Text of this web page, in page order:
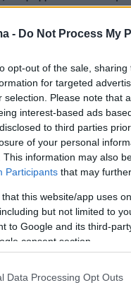
- Do Not Process My
opt-out of the sale,
for targeted
selection. Please note that
interest-based ads
to third parties
of your personal
This information may also
Participants that may
that this website/app uses
but not limited to
to Google and its third-
consent section.
Data Processing Opt Outs
σε βάσεις σε
ακόμη και
το Ισραήλ.
εξαιρετικά
τις γνωστές
εκδικηθεί.
συνεχίζει η
ότι
Ιράν να
πρόγραμμα.